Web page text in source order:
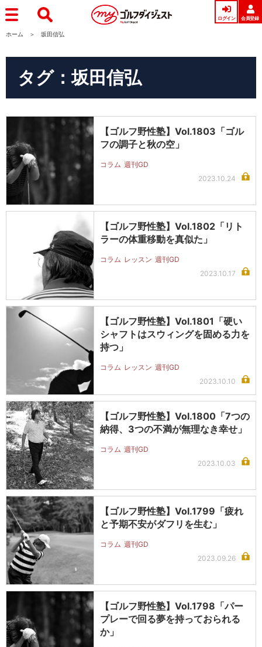
ログイン 会員登録
ホーム 坂田信弘
タグ：坂田信弘
【ゴルフ野性塾】Vol.1803「ゴル
フの調子と秋の空」
コラム 週刊GD
2023.10.24
【ゴルフ野性塾】Vol.1802「リト
ラーの体重移動を真似た」
コラム レッスン 週刊GD
2023.10.17
【ゴルフ野性塾】Vol.1801「硬い
シャフトはスウィングを固める力を
持つ」
コラム レッスン 週刊GD
2023.10.10
【ゴルフ野性塾】Vol.1800「7つの
納得、3つの不満が無理なき幸せ」
コラム 週刊GD
2023.10.03
【ゴルフ野性塾】Vol.1799「疲れ
と予期不安がダフリを生む」
コラム 週刊GD
2023.09.26
【ゴルフ野性塾】Vol.1798「パー
プレーで回る夢を持っておられる
か」